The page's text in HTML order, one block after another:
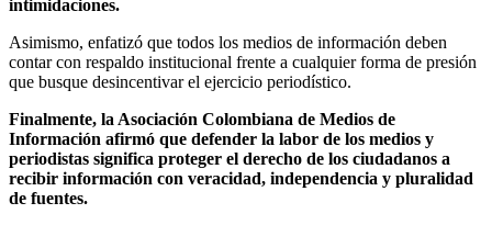
intimidaciones.
Asimismo, enfatizó que todos los medios de información deben
contar con respaldo institucional frente a cualquier forma de presión
que busque desincentivar el ejercicio periodístico.
Finalmente, la Asociación Colombiana de Medios de
Información afirmó que defender la labor de los medios y
periodistas significa proteger el derecho de los ciudadanos a
recibir información con veracidad, independencia y pluralidad
de fuentes.